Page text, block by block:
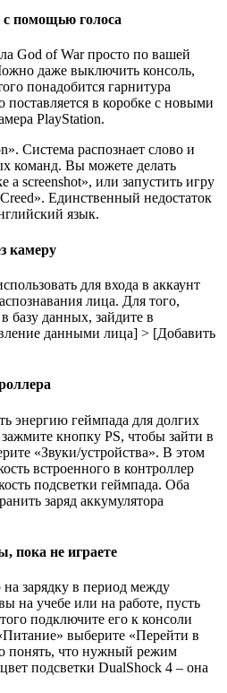
помощью голоса
God of War просто по вашей
даже выключить консоль,
понадобится гарнитура
поставляется в коробке с новыми
PlayStation.
Система распознает слово и
команд. Вы можете делать
a screenshot», или запустить игру
Единственный недостаток
язык.
камеру
для входа в аккаунт
лица. Для того,
базу данных, зайдите в
данными лица] > [Добавить
энергию геймпада для долгих
кнопку PS, чтобы зайти в
«Звуки/устройства». В этом
встроенного в контроллер
подсветки геймпада. Оба
заряд аккумулятора
пока не играете
на зарядку в период между
на учебе или на работе, пусть
подключите его к консоли
выберите «Перейти в
понять, что нужный режим
подсветки DualShock 4 – она